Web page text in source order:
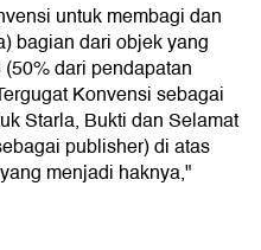
untuk membagi dan
bagian dari objek yang
dari pendapatan
Konvensi sebagai
Starla, Bukti dan Selamat
publisher) di atas
menjadi haknya,"